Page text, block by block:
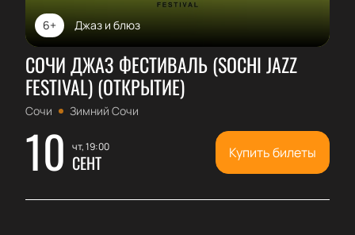
Джаз и блюз
6+
СОЧИ ДЖАЗ ФЕСТИВАЛЬ (SOCHI JAZZ
FESTIVAL) (ОТКРЫТИЕ)
Сочи Зимний Сочи
10 чт, 19:00
СЕНТ Купить билеты